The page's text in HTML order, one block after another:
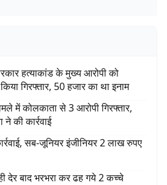
हत्याकांड के मुख्य आरोपी को
गिरफ्तार, 50 हजार का था इनाम
में कोलकाता से 3 आरोपी गिरफ्तार,
की कार्रवाई
सब-जूनियर इंजीनियर 2 लाख रुपए
देर बाद भरभरा कर ढह गये 2 कच्चे